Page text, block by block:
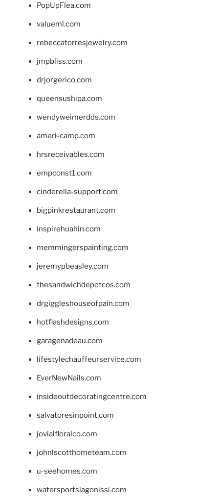
PopUpFlea.com
valueml.com
rebeccatorresjewelry.com
jmpbliss.com
drjorgerico.com
queensushipa.com
wendyweimerdds.com
ameri-camp.com
hrsreceivables.com
empconst1.com
cinderella-support.com
bigpinkrestaurant.com
inspirehuahin.com
memmingerspainting.com
jeremypbeasley.com
thesandwichdepotcos.com
drgiggleshouseofpain.com
hotflashdesigns.com
garagenadeau.com
lifestylechauffeurservice.com
EverNewNails.com
insideoutdecoratingcentre.com
salvatoresinpoint.com
jovialfloralco.com
johnlscotthometeam.com
u-seehomes.com
watersportslagonissi.com